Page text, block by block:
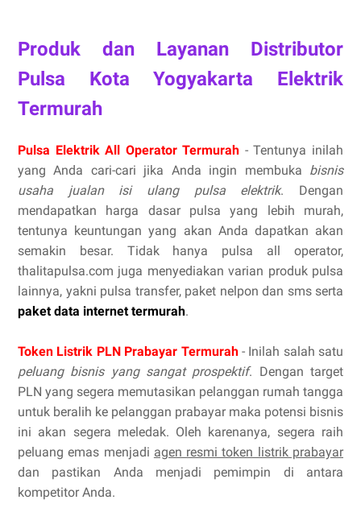
Produk dan Layanan Distributor
Pulsa Kota Yogyakarta Elektrik
Termurah
Pulsa Elektrik All Operator Termurah - Tentunya inilah
yang Anda cari-cari jika Anda ingin membuka bisnis
usaha jualan isi ulang pulsa elektrik. Dengan
mendapatkan harga dasar pulsa yang lebih murah,
tentunya keuntungan yang akan Anda dapatkan akan
semakin besar. Tidak hanya pulsa all operator,
thalitapulsa.com juga menyediakan varian produk pulsa
lainnya, yakni pulsa transfer, paket nelpon dan sms serta
paket data internet termurah.
Token Listrik PLN Prabayar Termurah- Inilah salah satu
peluang bisnis yang sangat prospektif. Dengan target
PLN yang segera memutasikan pelanggan rumah tangga
untuk beralih ke pelanggan prabayar maka potensi bisnis
ini akan segera meledak. Oleh karenanya, segera raih
peluang emas menjadi agen resmi token listrik prabayar
dan pastikan Anda menjadi pemimpin di antara
kompetitor Anda.